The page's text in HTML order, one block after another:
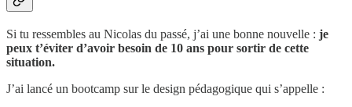
Si tu ressembles au Nicolas du passé, j’ai une bonne nouvelle : je
peux t’éviter d’avoir besoin de 10 ans pour sortir de cette
situation.
J’ai lancé un bootcamp sur le design pédagogique qui s’appelle :